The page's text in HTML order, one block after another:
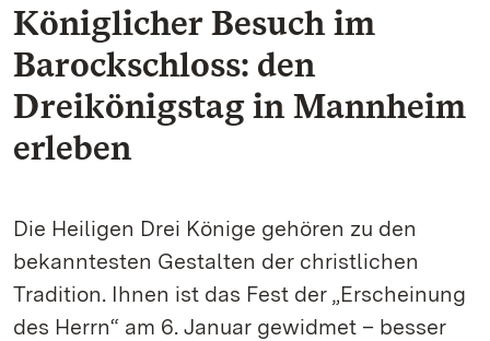
Königlicher Besuch im
Barockschloss: den
Dreikönigstag in Mannheim
erleben
Die Heiligen Drei Könige gehören zu den
bekanntesten Gestalten der christlichen
Tradition. Ihnen ist das Fest der „Erscheinung
des Herrn“ am 6. Januar gewidmet – besser